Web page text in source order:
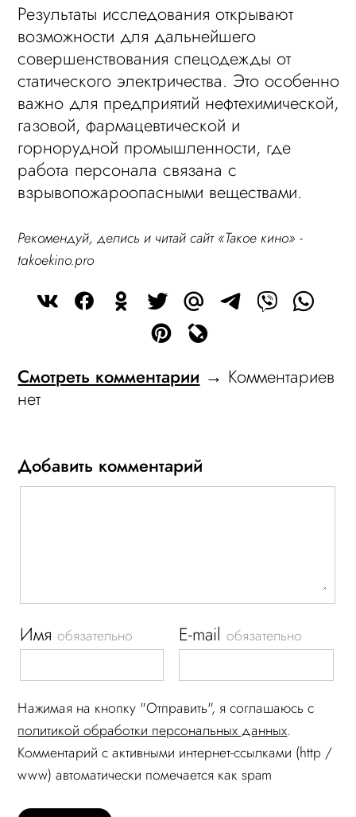
Результаты исследования открывают
возможности для дальнейшего
совершенствования спецодежды от
статического электричества. Это особенно
важно для предприятий нефтехимической,
газовой, фармацевтической и
горнорудной промышленности, где
работа персонала связана с
взрывопожароопасными веществами.
Рекомендуй, делись и читай сайт «Такое кино» -
takoekino.pro
Смотреть комментарии → Комментариев
нет
Добавить комментарий
Имяобязательно E-mailобязательно
Нажимая на кнопку "Отправить", я соглашаюсь c
политикой обработки персональных данных.
Комментарий c активными интернет-ссылками (http /
www) автоматически помечается как spam